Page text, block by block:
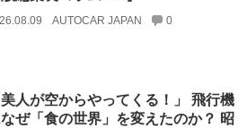
AUTOCAR JAPAN 0
美人が空からやってくる！」 飛行機
ぜ「食の世界」を変えたのか？ 昭